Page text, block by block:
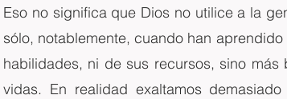
Eso no significa que Dios no utilice a la
sólo, notablemente, cuando han
habilidades, ni de sus recursos, sino
vidas. En realidad exaltamos